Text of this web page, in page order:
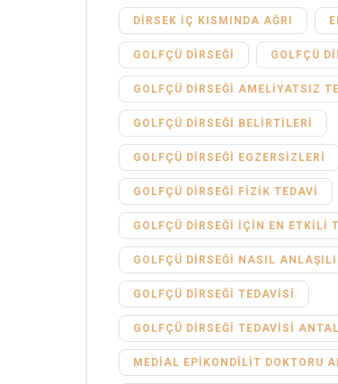
DIRSEK IÇ KISMINDA AĞRI
GOLFÇÜ DIRSEĞI GOLFÇÜ
GOLFÇÜ DIRSEĞI AMELIYATSIZ
GOLFÇÜ DIRSEĞI BELIRTILERI
GOLFÇÜ DIRSEĞI EGZERSIZLERI
GOLFÇÜ DIRSEĞI FIZIK TEDAVI
GOLFÇÜ DIRSEĞI IÇIN EN ETKILI
GOLFÇÜ DIRSEĞI NASIL
GOLFÇÜ DIRSEĞI TEDAVISI
GOLFÇÜ DIRSEĞI TEDAVISI
MEDIAL EPIKONDILIT DOKTORU